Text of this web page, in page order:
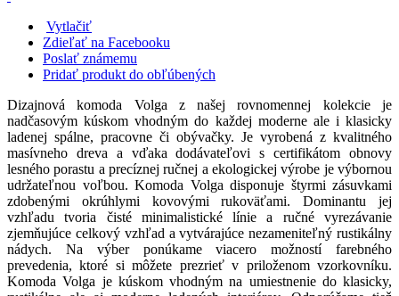
Vytlačiť
Zdieľať na Facebooku
Poslať známemu
Pridať produkt do obľúbených
Dizajnová komoda Volga z našej rovnomennej kolekcie je
nadčasovým kúskom vhodným do každej moderne ale i klasicky
ladenej spálne, pracovne či obývačky. Je vyrobená z kvalitného
masívneho dreva a vďaka dodávateľovi s certifikátom obnovy
lesného porastu a precíznej ručnej a ekologickej výrobe je výbornou
udržateľnou voľbou. Komoda Volga disponuje štyrmi zásuvkami
zdobenými okrúhlymi kovovými rukoväťami. Dominantu jej
vzhľadu tvoria čisté minimalistické línie a ručné vyrezávanie
zjemňujúce celkový vzhľad a vytvárajúce nezameniteľný rustikálny
nádych. Na výber ponúkame viacero možností farebného
prevedenia, ktoré si môžete prezrieť v priloženom vzorkovníku.
Komoda Volga je kúskom vhodným na umiestnenie do klasicky,